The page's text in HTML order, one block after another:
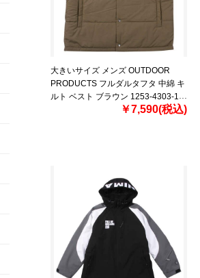
大きいサイズ メンズ OUTDOOR
PRODUCTS フルダルタフタ 中綿 キ
ルト ベスト ブラウン 1253-4303-1
￥7,590(税込)